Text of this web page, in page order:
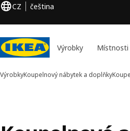
CZ čeština
Výrobky Místnosti
VýrobkyKoupelnový nábytek a doplňky